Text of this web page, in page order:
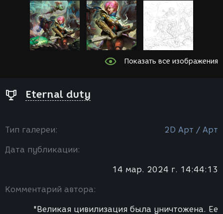
Показать все изображения
Eternal duty
Тип галереи: 2D Арт / Арт
Дата публикации:
14 мар. 2024 г. 14:44:13
Комментарий автора:
"Великая цивилизация была уничтожена. Ее